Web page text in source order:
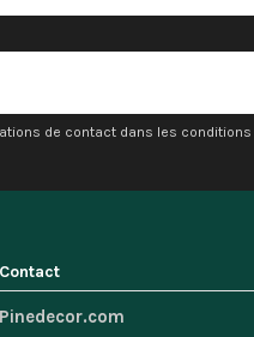
de contact dans les conditions
Contact
Pinedecor.com